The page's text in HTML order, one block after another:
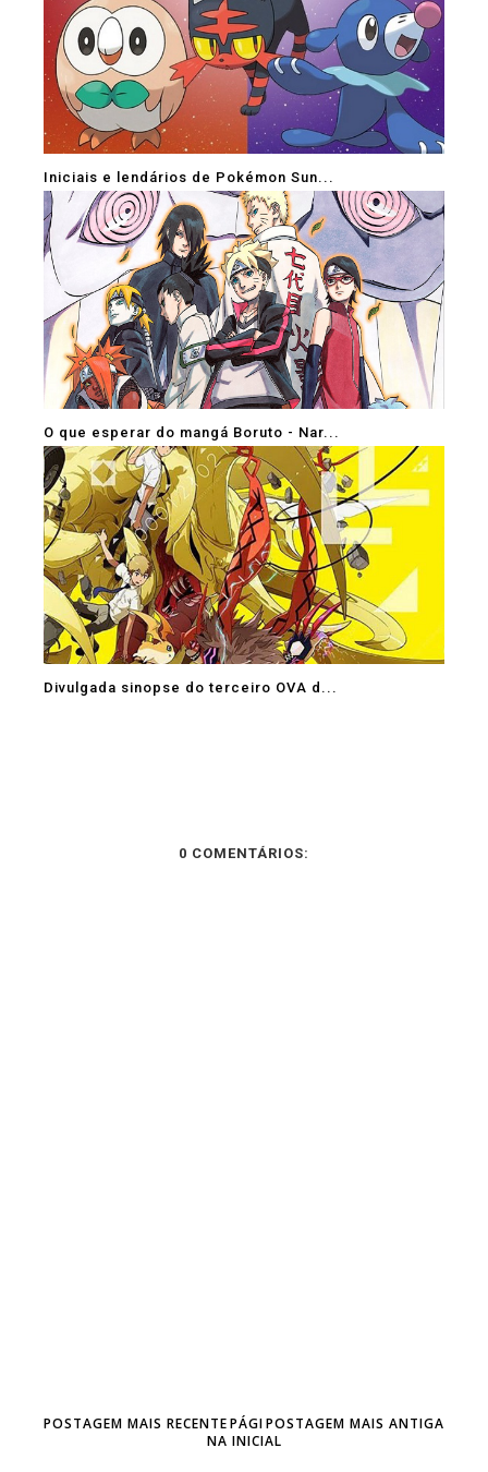
Iniciais e lendários de Pokémon Sun...
O que esperar do mangá Boruto - Nar...
Divulgada sinopse do terceiro OVA d...
0 COMENTÁRIOS:
POSTAGEM MAIS RECENTE POSTAGEM MAIS ANTIGA
PÁGI
NA INICIAL